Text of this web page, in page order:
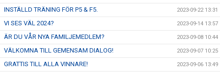
INSTÄLLD TRÄNING FÖR P5 & F5. 2023-09-22 13:31
VI SES VÄL 2024? 2023-09-14 13:57
ÄR DU VÅR NYA FAMILJEMEDLEM? 2023-09-08 10:44
VÄLKOMNA TILL GEMENSAM DIALOG! 2023-09-07 10:25
GRATTIS TILL ALLA VINNARE! 2023-09-06 13:49